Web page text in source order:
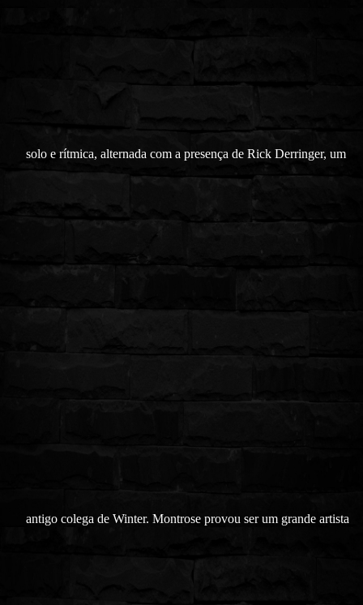
solo e rítmica, alternada com a presença de Rick Derringer, um
antigo colega de Winter. Montrose provou ser um grande artista